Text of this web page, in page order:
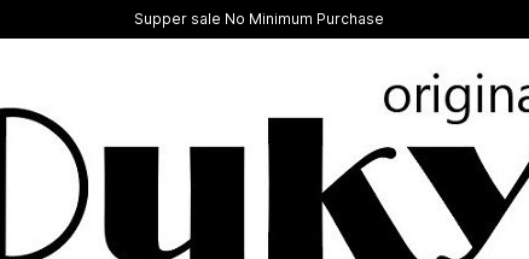
Supper sale No Minimum Purchase